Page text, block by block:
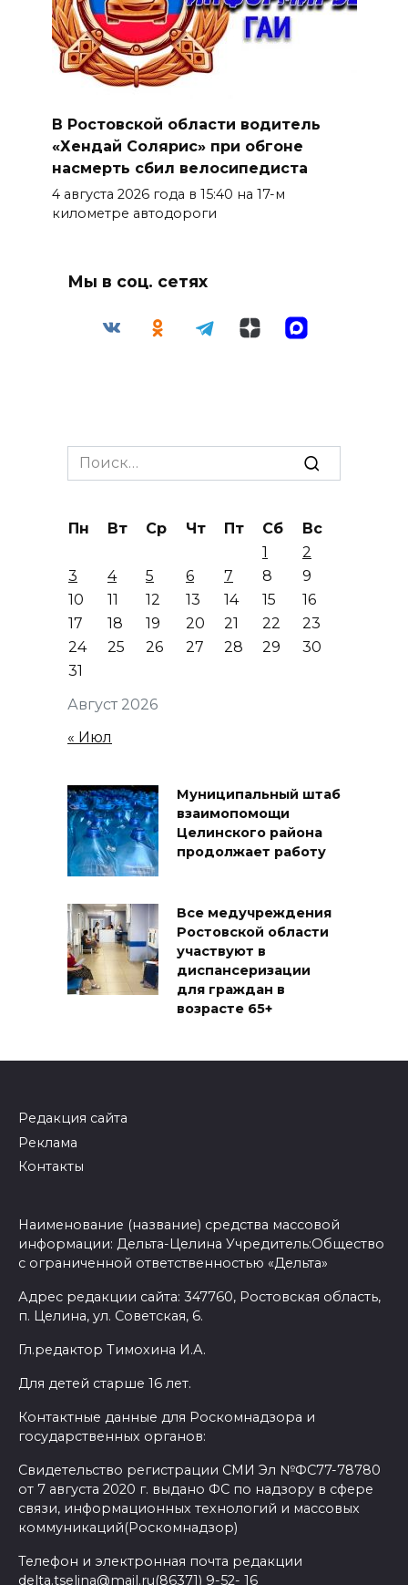
В Ростовской области водитель
«Хендай Солярис» при обгоне
насмерть сбил велосипедиста
4 августа 2026 года в 15:40 на 17-м
километре автодороги
Мы в соц. сетях
Search
for:
Август 2026
Пн Вт Ср Чт Пт Сб
Вс
1
2
3
4 5 6 7 8
9
10
11 12 13 14 15
16
17
18 19 20 21 22
23
24
25 26 27 28 29
30
31
« Июл
Муниципальный штаб
взаимопомощи
Целинского района
продолжает работу
Все медучреждения
Ростовской области
участвуют в
диспансеризации
для граждан в
возрасте 65+
Редакция сайта
Реклама
Контакты
Наименование (название) средства массовой
информации: Дельта-Целина Учредитель:Общество
с ограниченной ответственностью «Дельта»
Адрес редакции сайта: 347760, Ростовская область,
п. Целина, ул. Советская, 6.
Гл.редактор Тимохина И.А.
Для детей старше 16 лет.
Контактные данные для Роскомнадзора и
государственных органов:
Свидетельство регистрации СМИ Эл №ФС77-78780
от 7 августа 2020 г. выдано ФС по надзору в сфере
связи, информационных технологий и массовых
коммуникаций(Роскомнадзор)
Телефон и электронная почта редакции
delta.tselina@mail.ru(86371) 9-52- 16